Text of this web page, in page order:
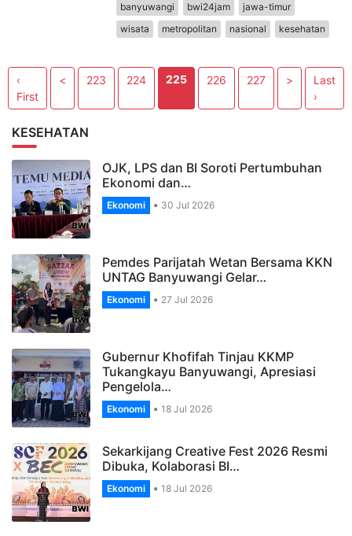
banyuwangi
bwi24jam
jawa-timur
wisata
metropolitan nasional kesehatan
‹
First
< 223 224 225 226 227 >
Last
›
KESEHATAN
OJK, LPS dan BI Soroti Pertumbuhan
Ekonomi dan…
Ekonomi 30 Jul 2026
Pemdes Parijatah Wetan Bersama KKN
UNTAG Banyuwangi Gelar…
Ekonomi 27 Jul 2026
Gubernur Khofifah Tinjau KKMP
Tukangkayu Banyuwangi, Apresiasi
Pengelola…
Ekonomi 18 Jul 2026
Sekarkijang Creative Fest 2026 Resmi
Dibuka, Kolaborasi BI…
Ekonomi 18 Jul 2026